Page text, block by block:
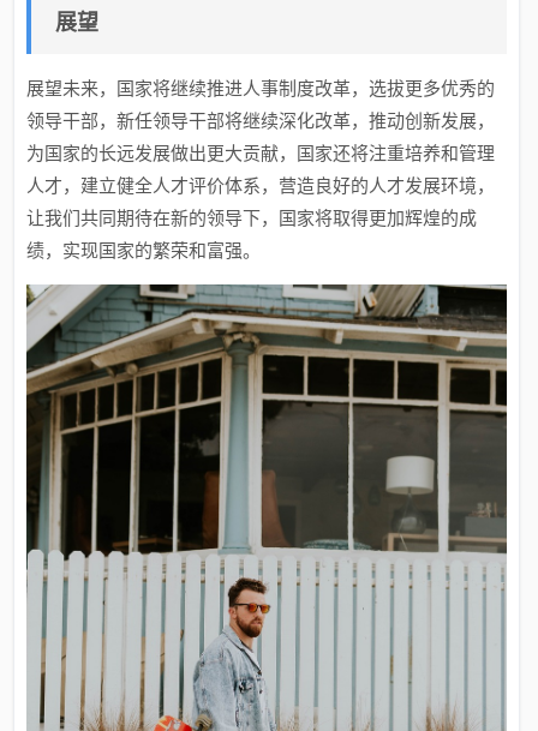
展望
展望未来，国家将继续推进人事制度改革，选拔更多优秀的
领导干部，新任领导干部将继续深化改革，推动创新发展，
为国家的长远发展做出更大贡献，国家还将注重培养和管理
人才，建立健全人才评价体系，营造良好的人才发展环境，
让我们共同期待在新的领导下，国家将取得更加辉煌的成
绩，实现国家的繁荣和富强。